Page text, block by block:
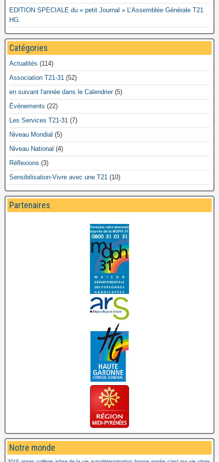
EDITION SPECIALE du « petit Journal » L’Assemblée Générale T21
HG.
Catégories
Actualités (114)
Association T21-31 (52)
en suivant l'année dans le Calendrier(5)
Évènements (22)
Les Services T21-31 (7)
Niveau Mondial (5)
Niveau National (4)
Réflexions (3)
Sensibilisation-Vivre avec une T21 (10)
Partenaires
Notre monde